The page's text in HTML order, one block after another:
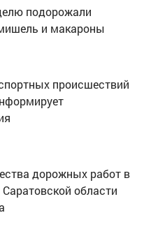
подорожали
и макароны
происшествий
дорожных работ в
области